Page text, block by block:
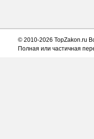
© 2010-2026 TopZakon.ru
Полная или частичная